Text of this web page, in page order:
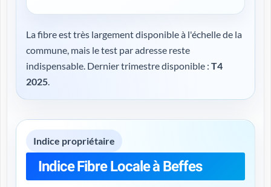
La fibre est très largement disponible à l'échelle de la
commune, mais le test par adresse reste
indispensable. Dernier trimestre disponible : T4
2025.
Indice propriétaire
Indice Fibre Locale à Beffes